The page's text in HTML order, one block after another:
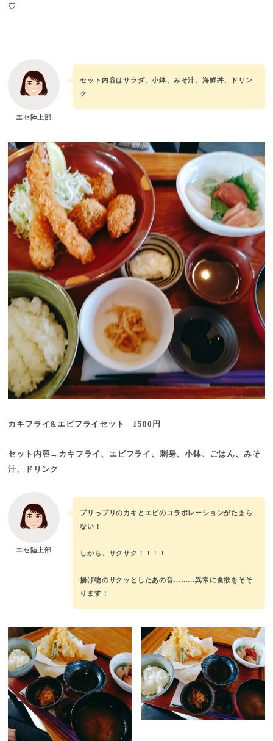
♡
エセ陸上部
セット内容はサラダ、小鉢、みそ汁、海鮮丼、ドリン
ク
カキフライ&エビフライセット 1580円
セット内容→カキフライ、エビフライ、刺身、小鉢、ごはん、みそ
汁、ドリンク
エセ陸上部
プリっプリのカキとエビのコラボレーションがたまら
ない！
しかも、サクサク！！！！
揚げ物のサクッとしたあの音………異常に食欲をそそ
ります！